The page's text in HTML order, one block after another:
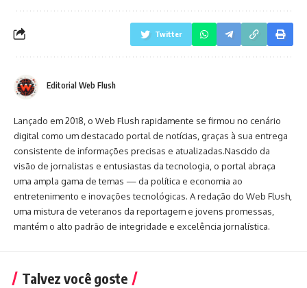
Twitter
Editorial Web Flush
Lançado em 2018, o Web Flush rapidamente se firmou no cenário
digital como um destacado portal de notícias, graças à sua entrega
consistente de informações precisas e atualizadas.Nascido da
visão de jornalistas e entusiastas da tecnologia, o portal abraça
uma ampla gama de temas — da política e economia ao
entretenimento e inovações tecnológicas. A redação do Web Flush,
uma mistura de veteranos da reportagem e jovens promessas,
mantém o alto padrão de integridade e excelência jornalística.
Talvez você goste